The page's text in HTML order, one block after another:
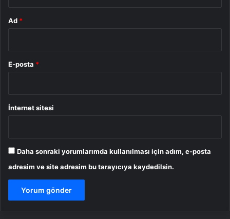
Ad *
E-posta *
İnternet sitesi
Daha sonraki yorumlarımda kullanılması için adım, e-posta
adresim ve site adresim bu tarayıcıya kaydedilsin.